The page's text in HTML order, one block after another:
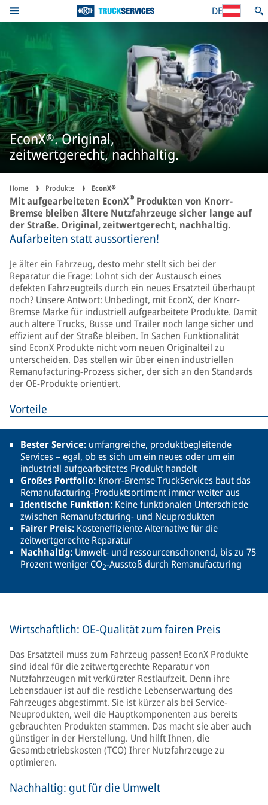
DE
EconX®. Original,
zeitwertgerecht, nachhaltig.
Home Produkte EconX®
Mit aufgearbeiteten EconX® Produkten von Knorr-
Bremse bleiben ältere Nutzfahrzeuge sicher lange auf
der Straße. Original, zeitwertgerecht, nachhaltig.
Aufarbeiten statt aussortieren!
Je älter ein Fahrzeug, desto mehr stellt sich bei der
Reparatur die Frage: Lohnt sich der Austausch eines
defekten Fahrzeugteils durch ein neues Ersatzteil überhaupt
noch? Unsere Antwort: Unbedingt, mit EconX, der Knorr-
Bremse Marke für industriell aufgearbeitete Produkte. Damit
auch ältere Trucks, Busse und Trailer noch lange sicher und
effizient auf der Straße bleiben. In Sachen Funktionalität
sind EconX Produkte nicht vom neuen Originalteil zu
unterscheiden. Das stellen wir über einen industriellen
Remanufacturing-Prozess sicher, der sich an den Standards
der OE-Produkte orientiert.
Vorteile
Bester Service: umfangreiche, produktbegleitende
Services – egal, ob es sich um ein neues oder um ein
industriell aufgearbeitetes Produkt handelt
Großes Portfolio: Knorr-Bremse TruckServices baut das
Remanufacturing-Produktsortiment immer weiter aus
Identische Funktion: Keine funktionalen Unterschiede
zwischen Remanufacturing- und Neuprodukten
Fairer Preis: Kosteneffiziente Alternative für die
zeitwertgerechte Reparatur
Nachhaltig: Umwelt- und ressourcenschonend, bis zu 75
Prozent weniger CO2-Ausstoß durch Remanufacturing
Wirtschaftlich: OE-Qualität zum fairen Preis
Das Ersatzteil muss zum Fahrzeug passen! EconX Produkte
sind ideal für die zeitwertgerechte Reparatur von
Nutzfahrzeugen mit verkürzter Restlaufzeit. Denn ihre
Lebensdauer ist auf die restliche Lebenserwartung des
Fahrzeuges abgestimmt. Sie ist kürzer als bei Service-
Neuprodukten, weil die Hauptkomponenten aus bereits
gebrauchten Produkten stammen. Das macht sie aber auch
günstiger in der Herstellung. Und hilft Ihnen, die
Gesamtbetriebskosten (TCO) Ihrer Nutzfahrzeuge zu
optimieren.
Nachhaltig: gut für die Umwelt